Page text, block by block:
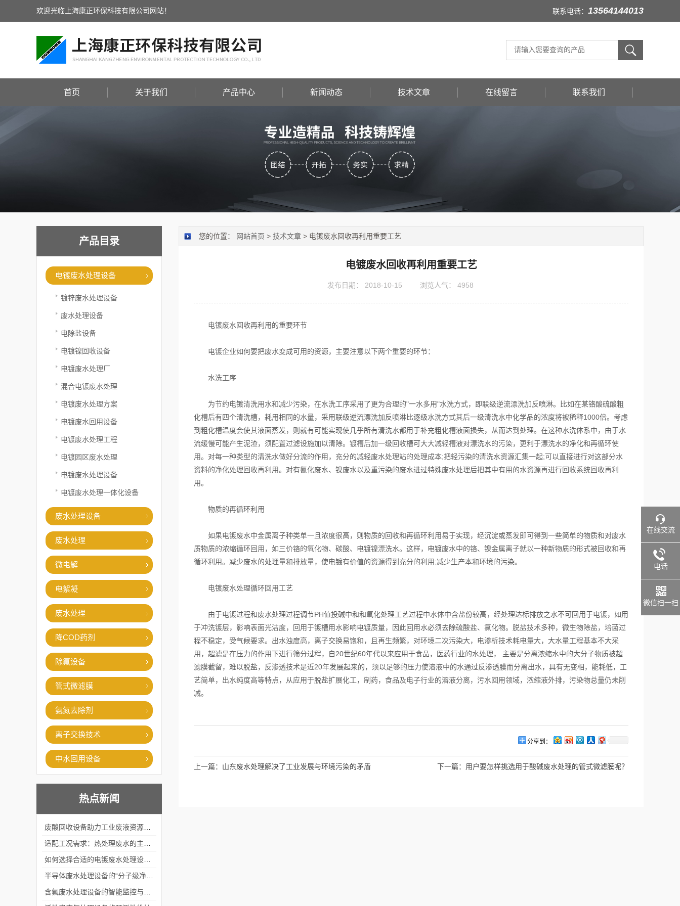
欢迎光临上海康正环保科技有限公司网站！ 联系电话： 13564144013
首页 关于我们 产品中心 新闻动态 技术文章 在线留言 联系我们
产品目录
电镀废水处理设备
镀锌废水处理设备
废水处理设备
电除盐设备
电镀镍回收设备
电镀废水处理厂
混合电镀废水处理
电镀废水处理方案
电镀废水回用设备
电镀废水处理工程
电镀园区废水处理
电镀废水处理设备
电镀废水处理一体化设备
废水处理设备
废水处理
微电解
电絮凝
废水处理
降COD药剂
除氟设备
管式微滤膜
氨氮去除剂
离子交换技术
中水回用设备
热点新闻
您的位置： 网站首页 > 技术文章 > 电镀废水回收再利用重要工艺
电镀废水回收再利用重要工艺
发布日期： 2018-10-15 浏览人气： 4958
电镀废水回收再利用的重要环节
电镀企业如何要把废水变成可用的资源，主要注意以下两个重要的环节：
水洗工序
为节约电镀清洗用水和减少污染，在水洗工序采用了更为合理的"一水多用"水洗方式，即联级逆流漂洗加反喷淋。比如在某铬酸硫酸粗
化槽后有四个清洗槽，耗用相同的水量，采用联级逆流漂洗加反喷淋比逐级水洗方式其后一级清洗水中化学品的浓度将被稀释1000倍。考虑
到粗化槽温度会使其液面蒸发，则就有可能实现使几乎所有清洗水都用于补充粗化槽液面损失，从而达到处理。在这种水洗体系中，由于水
流缓慢可能产生泥渣，须配置过滤设施加以清除。镀槽后加一级回收槽可大大减轻槽液对漂洗水的污染，更利于漂洗水的净化和再循环使
用。对每一种类型的清洗水做好分流的作用，充分的减轻废水处理站的处理成本;把轻污染的清洗水资源汇集一起;可以直接进行对这部分水
资料的净化处理回收再利用。对有氰化废水、镍废水以及重污染的废水进过特殊废水处理后把其中有用的水资源再进行回收系统回收再利
用。
物质的再循环利用
如果电镀废水中金属离子种类单一且浓度很高，则物质的回收和再循环利用易于实现，经沉淀或蒸发即可得到一些简单的物质和对废水
质物质的浓缩循环回用，如三价铬的氧化物、碳酸、电镀镍漂洗水。这样，电镀废水中的铬、镍金属离子就以一种新物质的形式被回收和再
循环利用。减少废水的处理量和排放量，使电镀有价值的资源得到充分的利用;减少生产本和环境的污染。
电镀废水处理循环回用工艺
由于电镀过程和废水处理过程调节PH值投碱中和和氧化处理工艺过程中水体中含盐份较高，经处理达标排放之水不可回用于电镀，如用
于冲洗镀层，影响表面光洁度，回用于镀槽用水影响电镀质量，因此回用水必须去除硫酸盐、氯化物。脱盐技术多种，微生物除盐，培菌过
程不稳定，受气候要求。出水浊度高，离子交换易饱和，且再生频繁，对环境二次污染大，电渗析技术耗电量大，大水量工程基本不大采
用，超滤是在压力的作用下进行筛分过程，自20世纪60年代以来应用于食品，医药行业的水处理， 主要是分离浓缩水中的大分子物质被超
滤膜截留，难以脱盐，反渗透技术是近20年发展起来的，须以足够的压力使溶液中的水通过反渗透膜而分离出水，具有无变相，能耗低，工
艺简单，出水纯度高等特点，从应用于脱盐扩展化工，制药，食品及电子行业的溶液分离，污水回用领域，浓缩液外排，污染物总量仍未削
减。
分享到：
上一篇： 山东废水处理解决了工业发展与环境污染的矛盾 下一篇： 用户要怎样挑选用于酸碱废水处理的管式微滤膜呢？
在线交流
电话
微信扫一扫